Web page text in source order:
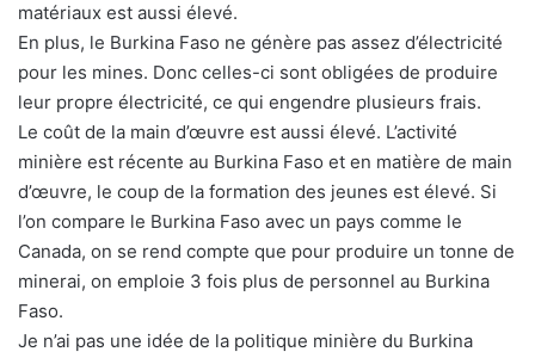
matériaux est aussi élevé.
En plus, le Burkina Faso ne génère pas assez d’électricité
pour les mines. Donc celles-ci sont obligées de produire
leur propre électricité, ce qui engendre plusieurs frais.
Le coût de la main d’œuvre est aussi élevé. L’activité
minière est récente au Burkina Faso et en matière de main
d’œuvre, le coup de la formation des jeunes est élevé. Si
l’on compare le Burkina Faso avec un pays comme le
Canada, on se rend compte que pour produire un tonne de
minerai, on emploie 3 fois plus de personnel au Burkina
Faso.
Je n’ai pas une idée de la politique minière du Burkina